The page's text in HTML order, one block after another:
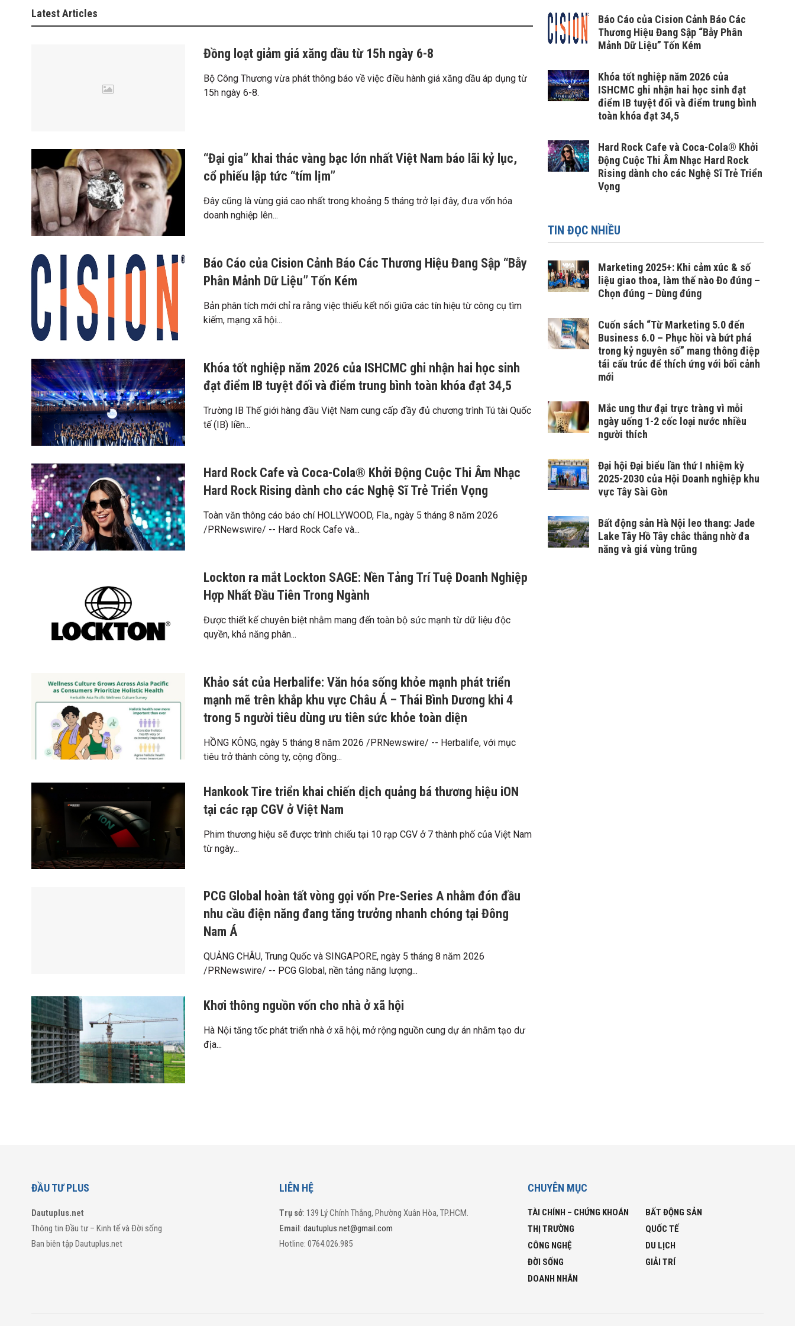
Latest Articles
Đồng loạt giảm giá xăng dầu từ 15h ngày 6-8
Bộ Công Thương vừa phát thông báo về việc điều hành giá xăng dầu áp dụng từ
15h ngày 6-8.
“Đại gia” khai thác vàng bạc lớn nhất Việt Nam báo lãi kỷ lục,
cổ phiếu lập tức “tím lịm”
Đây cũng là vùng giá cao nhất trong khoảng 5 tháng trở lại đây, đưa vốn hóa
doanh nghiệp lên...
Báo Cáo của Cision Cảnh Báo Các Thương Hiệu Đang Sập “Bẫy
Phân Mảnh Dữ Liệu” Tốn Kém
Bản phân tích mới chỉ ra rằng việc thiếu kết nối giữa các tín hiệu từ công cụ tìm
kiếm, mạng xã hội...
Khóa tốt nghiệp năm 2026 của ISHCMC ghi nhận hai học sinh
đạt điểm IB tuyệt đối và điểm trung bình toàn khóa đạt 34,5
Trường IB Thế giới hàng đầu Việt Nam cung cấp đầy đủ chương trình Tú tài Quốc
tế (IB) liền...
Hard Rock Cafe và Coca-Cola® Khởi Động Cuộc Thi Âm Nhạc
Hard Rock Rising dành cho các Nghệ Sĩ Trẻ Triển Vọng
Toàn văn thông cáo báo chí HOLLYWOOD, Fla., ngày 5 tháng 8 năm 2026
/PRNewswire/ -- Hard Rock Cafe và...
Lockton ra mắt Lockton SAGE: Nền Tảng Trí Tuệ Doanh Nghiệp
Hợp Nhất Đầu Tiên Trong Ngành
Được thiết kế chuyên biệt nhằm mang đến toàn bộ sức mạnh từ dữ liệu độc
quyền, khả năng phân...
Khảo sát của Herbalife: Văn hóa sống khỏe mạnh phát triển
mạnh mẽ trên khắp khu vực Châu Á – Thái Bình Dương khi 4
trong 5 người tiêu dùng ưu tiên sức khỏe toàn diện
HỒNG KÔNG, ngày 5 tháng 8 năm 2026 /PRNewswire/ -- Herbalife, với mục
tiêu trở thành công ty, cộng đồng...
Hankook Tire triển khai chiến dịch quảng bá thương hiệu iON
tại các rạp CGV ở Việt Nam
Phim thương hiệu sẽ được trình chiếu tại 10 rạp CGV ở 7 thành phố của Việt Nam
từ ngày...
PCG Global hoàn tất vòng gọi vốn Pre-Series A nhằm đón đầu
nhu cầu điện năng đang tăng trưởng nhanh chóng tại Đông
Nam Á
QUẢNG CHÂU, Trung Quốc và SINGAPORE, ngày 5 tháng 8 năm 2026
/PRNewswire/ -- PCG Global, nền tảng năng lượng...
Khơi thông nguồn vốn cho nhà ở xã hội
Hà Nội tăng tốc phát triển nhà ở xã hội, mở rộng nguồn cung dự án nhằm tạo dư
địa...
Báo Cáo của Cision Cảnh Báo Các
Thương Hiệu Đang Sập “Bẫy Phân
Mảnh Dữ Liệu” Tốn Kém
Khóa tốt nghiệp năm 2026 của
ISHCMC ghi nhận hai học sinh đạt
điểm IB tuyệt đối và điểm trung bình
toàn khóa đạt 34,5
Hard Rock Cafe và Coca-Cola® Khởi
Động Cuộc Thi Âm Nhạc Hard Rock
Rising dành cho các Nghệ Sĩ Trẻ Triển
Vọng
TIN ĐỌC NHIỀU
Marketing 2025+: Khi cảm xúc & số
liệu giao thoa, làm thế nào Đo đúng –
Chọn đúng – Dùng đúng
Cuốn sách “Từ Marketing 5.0 đến
Business 6.0 – Phục hồi và bứt phá
trong kỷ nguyên số” mang thông điệp
tái cấu trúc để thích ứng với bối cảnh
mới
Mắc ung thư đại trực tràng vì mỗi
ngày uống 1-2 cốc loại nước nhiều
người thích
Đại hội Đại biểu lần thứ I nhiệm kỳ
2025-2030 của Hội Doanh nghiệp khu
vực Tây Sài Gòn
Bất động sản Hà Nội leo thang: Jade
Lake Tây Hồ Tây chắc thắng nhờ đa
năng và giá vùng trũng
ĐẦU TƯ PLUS
Dautuplus.net
Thông tin Đầu tư – Kinh tế và Đời sống
Ban biên tập Dautuplus.net
LIÊN HỆ
Trụ sở: 139 Lý Chính Thắng, Phường Xuân Hòa, TP.HCM.
Email :dautuplus.net@gmail.com
Hotline: 0764.026.985
CHUYÊN MỤC
TÀI CHÍNH – CHỨNG KHOÁN
BẤT ĐỘNG SẢN
THỊ TRƯỜNG
QUỐC TẾ
CÔNG NGHỆ
DU LỊCH
ĐỜI SỐNG
GIẢI TRÍ
DOANH NHÂN